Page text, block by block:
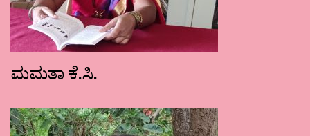
ಮಮತಾ ಕೆ.ಸಿ.